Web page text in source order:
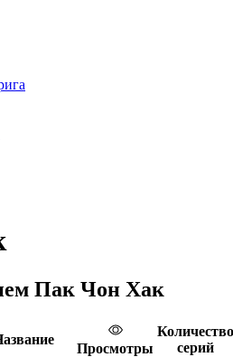
Пак Чон Хак
Просмотры
Количество
серий